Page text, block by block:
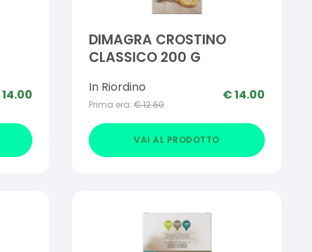
14.00
DIMAGRA CROSTINO
CLASSICO 200 G
In Riordino
Prima era: €12.60
€14.00
VAI AL PRODOTTO